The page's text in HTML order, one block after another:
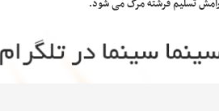
تسلیم فرشته مرگ می شود.